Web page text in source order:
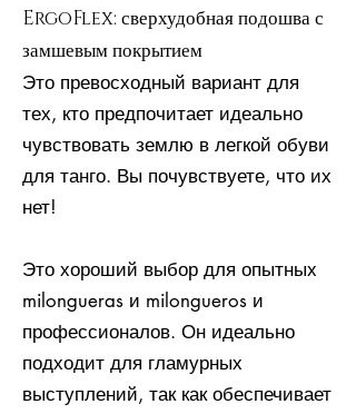
ErgoFlex: сверхудобная подошва с
замшевым покрытием
Это превосходный вариант для
тех, кто предпочитает идеально
чувствовать землю в легкой обуви
для танго. Вы почувствуете, что их
нет!
Это хороший выбор для опытных
milongueras и milongueros и
профессионалов. Он идеально
подходит для гламурных
выступлений, так как обеспечивает